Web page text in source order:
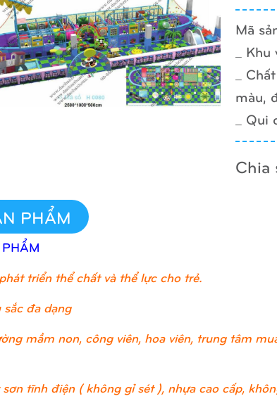
Mã
_
_
màu,
_
Chia
PHẨM
triển thể chất và thể lực cho trẻ.
sắc đa dạng
mầm non, công viên, hoa viên, trung tâm
sơn tĩnh điện ( không gỉ sét ), nhựa cao cấp,